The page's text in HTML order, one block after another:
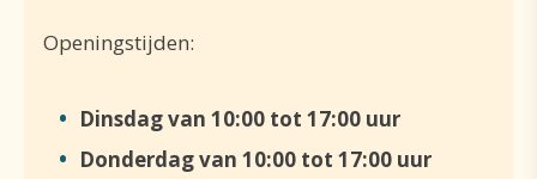
Openingstijden:
Dinsdag van 10:00 tot 17:00 uur
Donderdag van 10:00 tot 17:00 uur